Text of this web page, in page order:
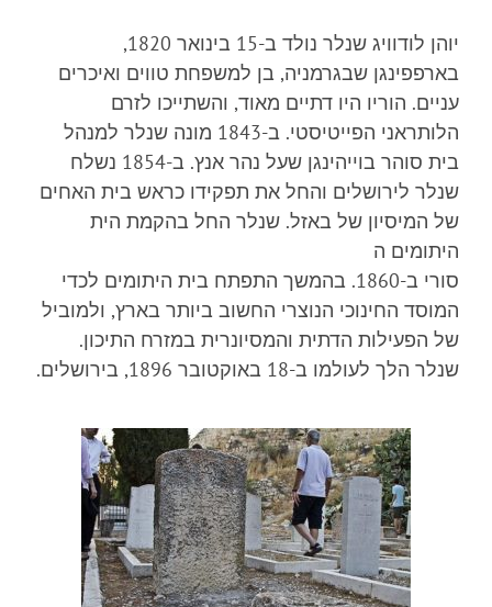
יוהן לודוויג שנלר נולד ב-15 בינואר 1820,
בארפפינגן שבגרמניה, בן למשפחת טווים ואיכרים
עניים. הוריו היו דתיים מאוד, והשתייכו לזרם
הלותראני הפייטיסטי. ב-1843 מונה שנלר למנהל
בית סוהר בוייהינגן שעל נהר אנץ. ב-1854 נשלח
שנלר לירושלים והחל את תפקידו כראש בית האחים
של המיסיון של באזל. שנלר החל בהקמת הית
היתומים ה
סורי ב-1860. בהמשך התפתח בית היתומים לכדי
המוסד החינוכי הנוצרי החשוב ביותר בארץ, ולמוביל
של הפעילות הדתית והמסיונרית במזרח התיכון.
שנלר הלך לעולמו ב-18 באוקטובר 1896, בירושלים.